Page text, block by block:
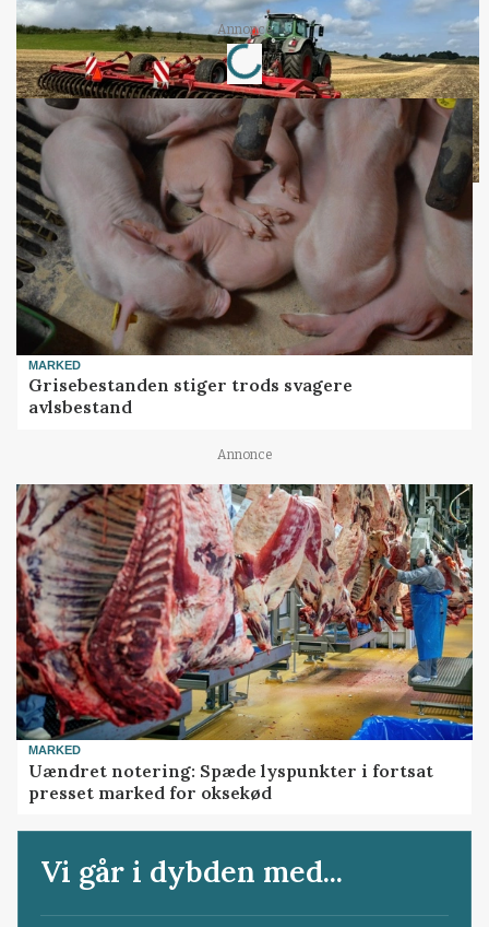
Annonce
Loading...
MARKED
Grisebestanden stiger trods svagere
avlsbestand
Annonce
MARKED
Uændret notering: Spæde lyspunkter i fortsat
presset marked for oksekød
Vi går i dybden med...